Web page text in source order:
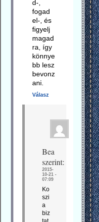
d-,
fogad
el-, és
figyelj
magad
ra, így
könnye
bb lesz
bevonz
ani.
Válasz
Bea
szerint:
2015-
10-21 -
07:09
Ko
szi
a
biz